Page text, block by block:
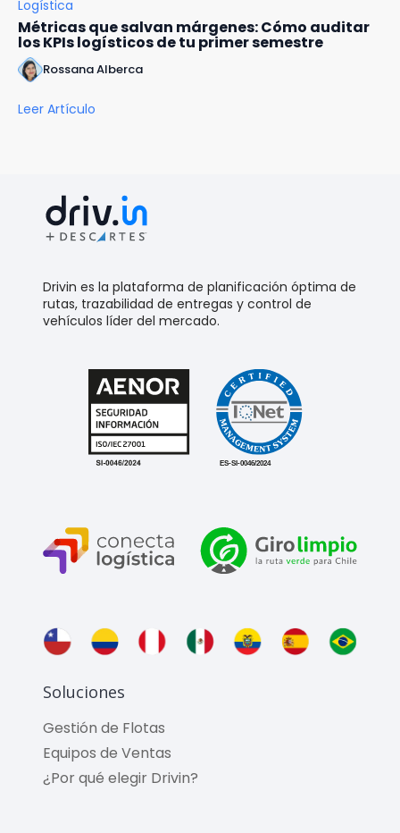
Logística
Métricas que salvan márgenes: Cómo auditar
los KPIs logísticos de tu primer semestre
Rossana Alberca
Leer Artículo
Drivin es la plataforma de planificación óptima de
rutas, trazabilidad de entregas y control de
vehículos líder del mercado.
Soluciones
Gestión de Flotas
Equipos de Ventas
¿Por qué elegir Drivin?